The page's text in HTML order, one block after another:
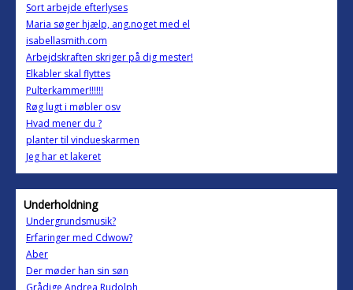
Sort arbejde efterlyses
Maria søger hjælp, ang.noget med el
isabellasmith.com
Arbejdskraften skriger på dig mester!
Elkabler skal flyttes
Pulterkammer!!!!!!
Røg lugt i møbler osv
Hvad mener du ?
planter til vindueskarmen
Jeg har et lakeret
Underholdning
Undergrundsmusik?
Erfaringer med Cdwow?
Aber
Der møder han sin søn
Grådige Andrea Rudolph